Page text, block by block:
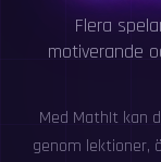
Flera
motiverande
Med MathIt kan
genom lektioner,